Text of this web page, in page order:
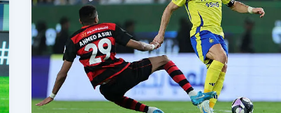
صراع
البقاء
السعودي